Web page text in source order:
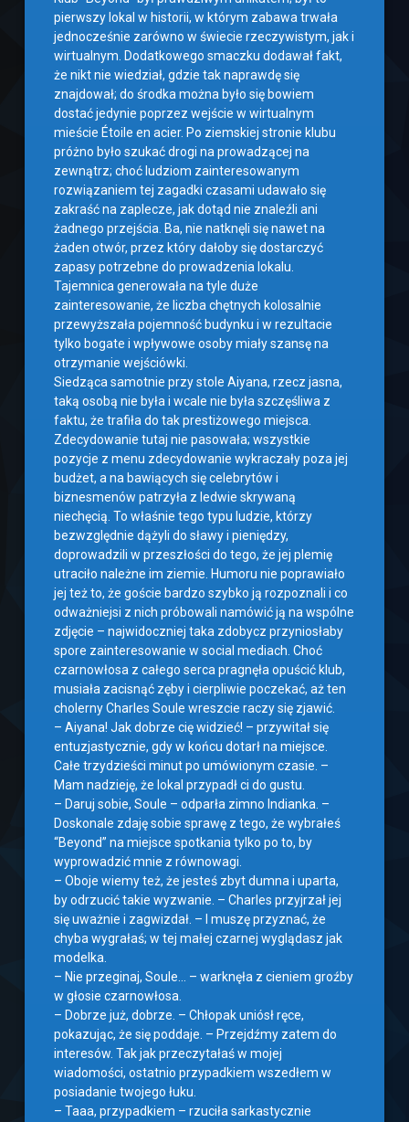
pierwszy lokal w historii, w którym zabawa trwała
jednocześnie zarówno w świecie rzeczywistym, jak i
wirtualnym. Dodatkowego smaczku dodawał fakt,
że nikt nie wiedział, gdzie tak naprawdę się
znajdował; do środka można było się bowiem
dostać jedynie poprzez wejście w wirtualnym
mieście Étoile en acier. Po ziemskiej stronie klubu
próżno było szukać drogi na prowadzącej na
zewnątrz; choć ludziom zainteresowanym
rozwiązaniem tej zagadki czasami udawało się
zakraść na zaplecze, jak dotąd nie znaleźli ani
żadnego przejścia. Ba, nie natknęli się nawet na
żaden otwór, przez który dałoby się dostarczyć
zapasy potrzebne do prowadzenia lokalu.
Tajemnica generowała na tyle duże
zainteresowanie, że liczba chętnych kolosalnie
przewyższała pojemność budynku i w rezultacie
tylko bogate i wpływowe osoby miały szansę na
otrzymanie wejściówki.
Siedząca samotnie przy stole Aiyana, rzecz jasna,
taką osobą nie była i wcale nie była szczęśliwa z
faktu, że trafiła do tak prestiżowego miejsca.
Zdecydowanie tutaj nie pasowała; wszystkie
pozycje z menu zdecydowanie wykraczały poza jej
budżet, a na bawiących się celebrytów i
biznesmenów patrzyła z ledwie skrywaną
niechęcią. To właśnie tego typu ludzie, którzy
bezwzględnie dążyli do sławy i pieniędzy,
doprowadzili w przeszłości do tego, że jej plemię
utraciło należne im ziemie. Humoru nie poprawiało
jej też to, że goście bardzo szybko ją rozpoznali i co
odważniejsi z nich próbowali namówić ją na wspólne
zdjęcie – najwidoczniej taka zdobycz przyniosłaby
spore zainteresowanie w social mediach. Choć
czarnowłosa z całego serca pragnęła opuścić klub,
musiała zacisnąć zęby i cierpliwie poczekać, aż ten
cholerny Charles Soule wreszcie raczy się zjawić.
– Aiyana! Jak dobrze cię widzieć! – przywitał się
entuzjastycznie, gdy w końcu dotarł na miejsce.
Całe trzydzieści minut po umówionym czasie. –
Mam nadzieję, że lokal przypadł ci do gustu.
– Daruj sobie, Soule – odparła zimno Indianka. –
Doskonale zdaję sobie sprawę z tego, że wybrałeś
“Beyond” na miejsce spotkania tylko po to, by
wyprowadzić mnie z równowagi.
– Oboje wiemy też, że jesteś zbyt dumna i uparta,
by odrzucić takie wyzwanie. – Charles przyjrzał jej
się uważnie i zagwizdał. – I muszę przyznać, że
chyba wygrałaś; w tej małej czarnej wyglądasz jak
modelka.
– Nie przeginaj, Soule… – warknęła z cieniem groźby
w głosie czarnowłosa.
– Dobrze już, dobrze. – Chłopak uniósł ręce,
pokazując, że się poddaje. – Przejdźmy zatem do
interesów. Tak jak przeczytałaś w mojej
wiadomości, ostatnio przypadkiem wszedłem w
posiadanie twojego łuku.
– Taaa, przypadkiem – rzuciła sarkastycznie